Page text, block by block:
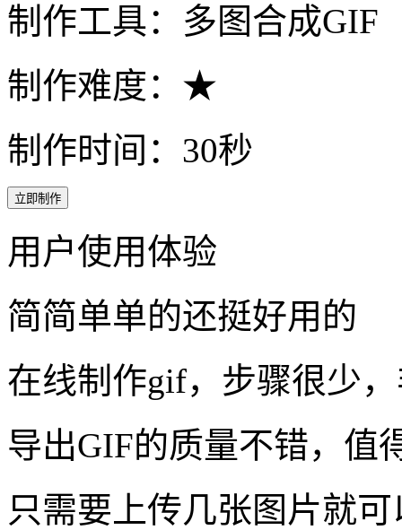
制作工具：多图合成GIF
制作难度：★
制作时间：30秒
立即制作
用户使用体验
简简单单的还挺好用的
在线制作gif，步骤很少
导出GIF的质量不错，值
只需要上传几张图片就